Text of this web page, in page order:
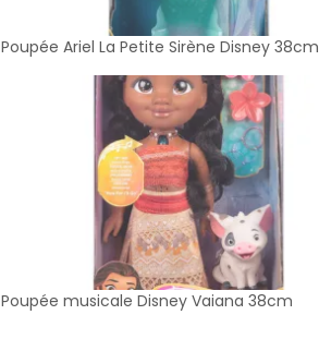
Poupée Ariel La Petite Sirène Disney 38cm
Poupée musicale Disney Vaiana 38cm